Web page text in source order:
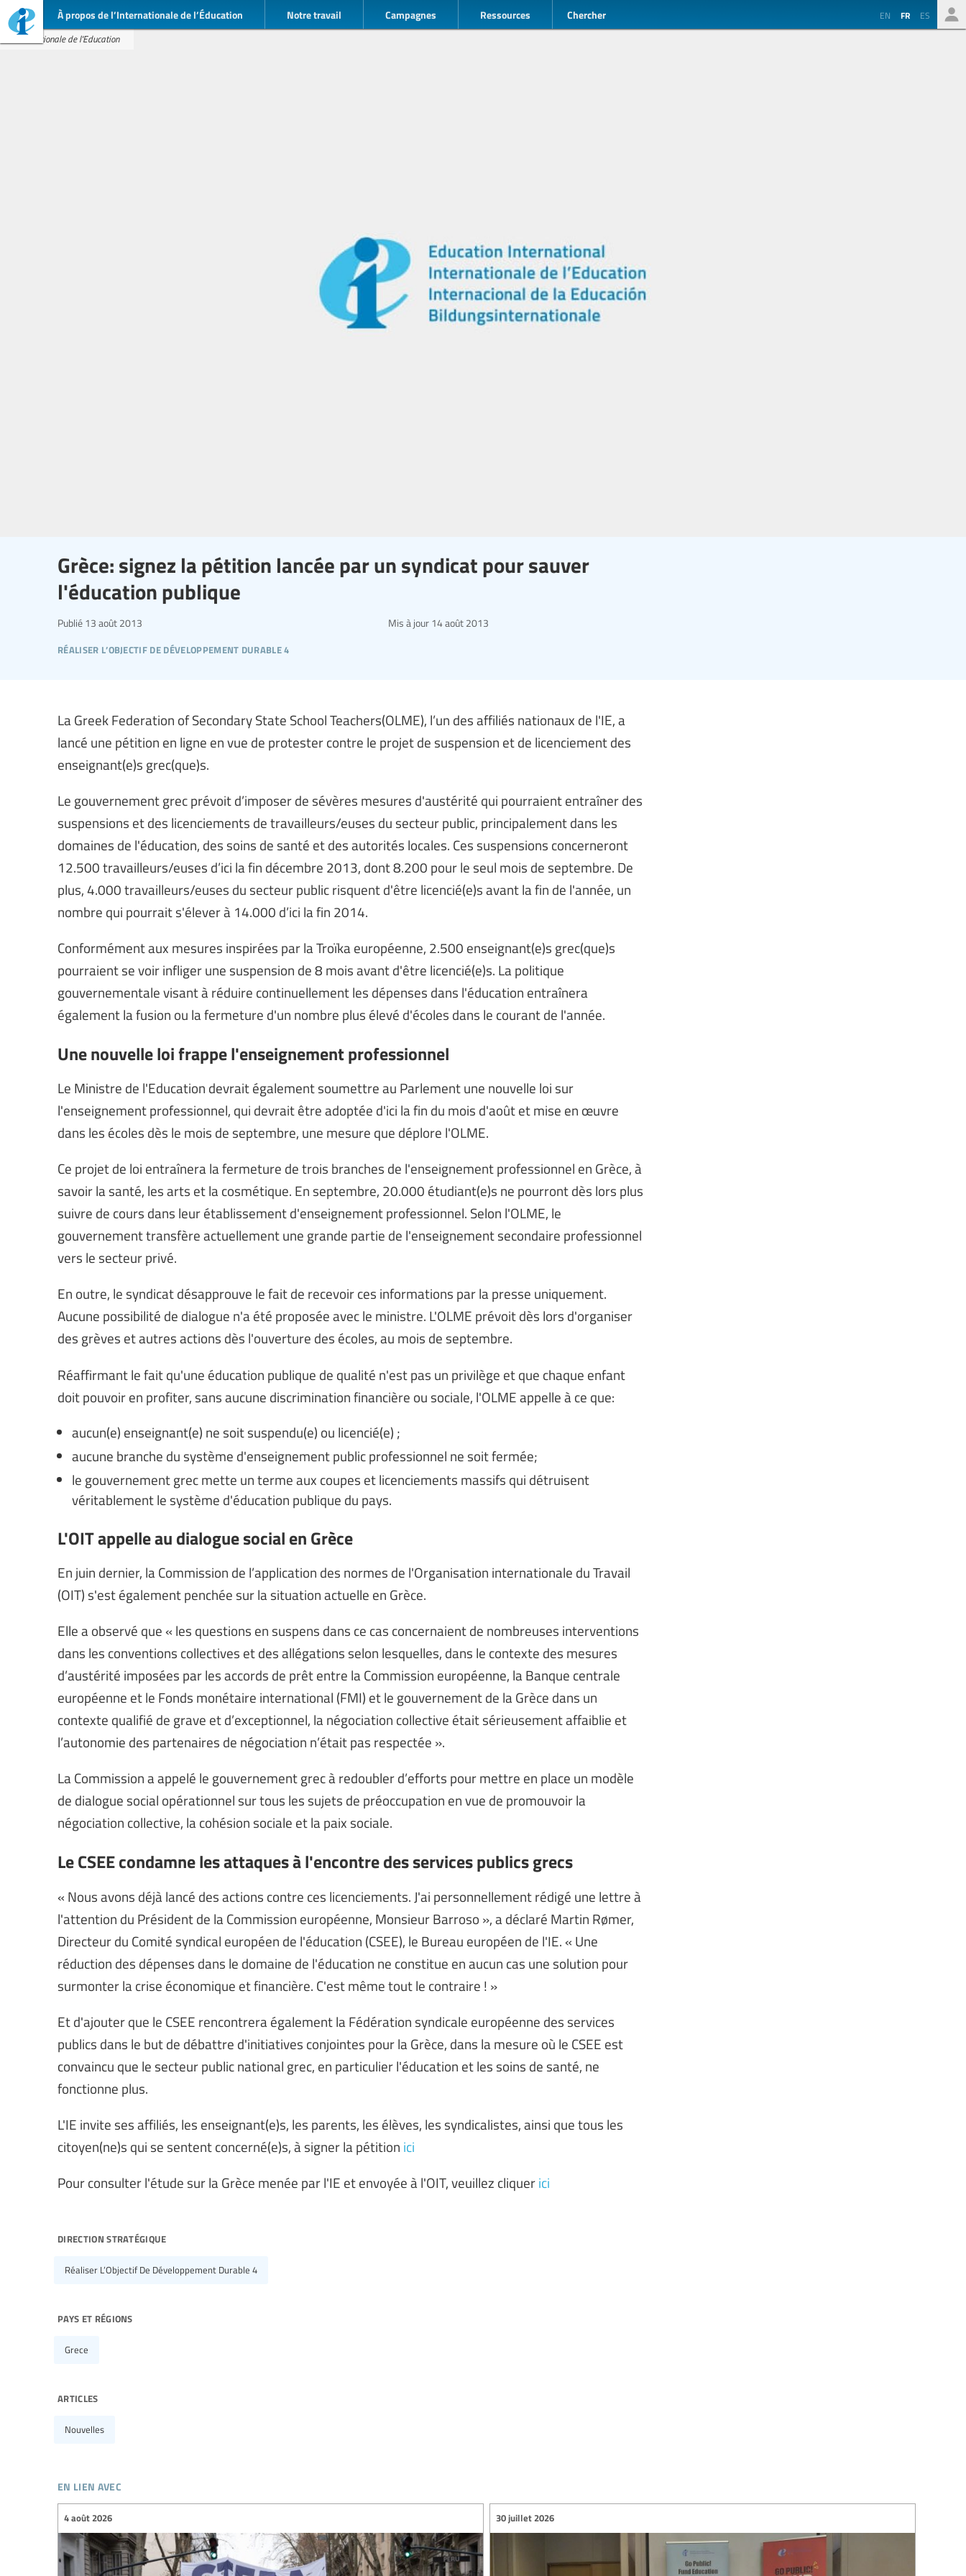
À propos de l’Internationale de l’Éducation Notre travail Campagnes Ressources Chercher EN FR ES
Internationale de l'Education
Grèce: signez la pétition lancée par un syndicat pour sauver
l'éducation publique
réaliser l’objectif de développement durable 4
Publié 13 août 2013 Mis à jour 14 août 2013
La Greek Federation of Secondary State School Teachers(OLME), l’un des affiliés nationaux de l'IE, a
lancé une pétition en ligne en vue de protester contre le projet de suspension et de licenciement des
enseignant(e)s grec(que)s.
Le gouvernement grec prévoit d’imposer de sévères mesures d'austérité qui pourraient entraîner des
suspensions et des licenciements de travailleurs/euses du secteur public, principalement dans les
domaines de l'éducation, des soins de santé et des autorités locales. Ces suspensions concerneront
12.500 travailleurs/euses d’ici la fin décembre 2013, dont 8.200 pour le seul mois de septembre. De
plus, 4.000 travailleurs/euses du secteur public risquent d'être licencié(e)s avant la fin de l'année, un
nombre qui pourrait s'élever à 14.000 d’ici la fin 2014.
Conformément aux mesures inspirées par la Troïka européenne, 2.500 enseignant(e)s grec(que)s
pourraient se voir infliger une suspension de 8 mois avant d'être licencié(e)s. La politique
gouvernementale visant à réduire continuellement les dépenses dans l'éducation entraînera
également la fusion ou la fermeture d'un nombre plus élevé d'écoles dans le courant de l'année.
Une nouvelle loi frappe l'enseignement professionnel
Le Ministre de l'Education devrait également soumettre au Parlement une nouvelle loi sur
l'enseignement professionnel, qui devrait être adoptée d'ici la fin du mois d'août et mise en œuvre
dans les écoles dès le mois de septembre, une mesure que déplore l'OLME.
Ce projet de loi entraînera la fermeture de trois branches de l'enseignement professionnel en Grèce, à
savoir la santé, les arts et la cosmétique. En septembre, 20.000 étudiant(e)s ne pourront dès lors plus
suivre de cours dans leur établissement d'enseignement professionnel. Selon l'OLME, le
gouvernement transfère actuellement une grande partie de l'enseignement secondaire professionnel
vers le secteur privé.
En outre, le syndicat désapprouve le fait de recevoir ces informations par la presse uniquement.
Aucune possibilité de dialogue n'a été proposée avec le ministre. L'OLME prévoit dès lors d'organiser
des grèves et autres actions dès l'ouverture des écoles, au mois de septembre.
Réaffirmant le fait qu'une éducation publique de qualité n'est pas un privilège et que chaque enfant
doit pouvoir en profiter, sans aucune discrimination financière ou sociale, l'OLME appelle à ce que:
aucun(e) enseignant(e) ne soit suspendu(e) ou licencié(e) ;
aucune branche du système d'enseignement public professionnel ne soit fermée;
le gouvernement grec mette un terme aux coupes et licenciements massifs qui détruisent
véritablement le système d'éducation publique du pays.
L'OIT appelle au dialogue social en Grèce
En juin dernier, la Commission de l’application des normes de l'Organisation internationale du Travail
(OIT) s'est également penchée sur la situation actuelle en Grèce.
Elle a observé que « les questions en suspens dans ce cas concernaient de nombreuses interventions
dans les conventions collectives et des allégations selon lesquelles, dans le contexte des mesures
d’austérité imposées par les accords de prêt entre la Commission européenne, la Banque centrale
européenne et le Fonds monétaire international (FMI) et le gouvernement de la Grèce dans un
contexte qualifié de grave et d’exceptionnel, la négociation collective était sérieusement affaiblie et
l’autonomie des partenaires de négociation n’était pas respectée ».
La Commission a appelé le gouvernement grec à redoubler d’efforts pour mettre en place un modèle
de dialogue social opérationnel sur tous les sujets de préoccupation en vue de promouvoir la
négociation collective, la cohésion sociale et la paix sociale.
Le CSEE condamne les attaques à l'encontre des services publics grecs
« Nous avons déjà lancé des actions contre ces licenciements. J'ai personnellement rédigé une lettre à
l'attention du Président de la Commission européenne, Monsieur Barroso », a déclaré Martin Rømer,
Directeur du Comité syndical européen de l'éducation (CSEE), le Bureau européen de l'IE. « Une
réduction des dépenses dans le domaine de l'éducation ne constitue en aucun cas une solution pour
surmonter la crise économique et financière. C'est même tout le contraire ! »
Et d'ajouter que le CSEE rencontrera également la Fédération syndicale européenne des services
publics dans le but de débattre d'initiatives conjointes pour la Grèce, dans la mesure où le CSEE est
convaincu que le secteur public national grec, en particulier l'éducation et les soins de santé, ne
fonctionne plus.
L'IE invite ses affiliés, les enseignant(e)s, les parents, les élèves, les syndicalistes, ainsi que tous les
citoyen(ne)s qui se sentent concerné(e)s, à signer la pétition ici
Pour consulter l'étude sur la Grèce menée par l'IE et envoyée à l'OIT, veuillez cliquerici
direction stratégique
Réaliser L’Objectif De Développement Durable 4
pays et régions
Grece
articles
Nouvelles
en lien avec
4 août 2026 30 juillet 2026